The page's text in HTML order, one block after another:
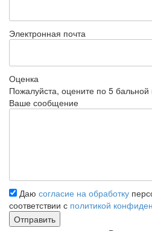
Электронная почта
Оценка
Пожалуйста, оцените по 5
Ваше сообщение
Даю согласие на обработку
соответствии с политикой